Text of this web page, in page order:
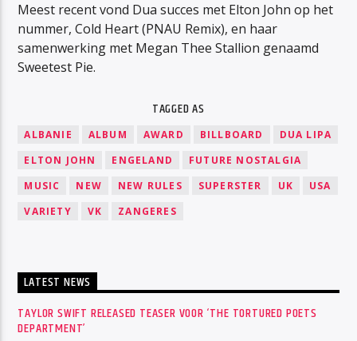
Meest recent vond Dua succes met Elton John op het
nummer, Cold Heart (PNAU Remix), en haar
samenwerking met Megan Thee Stallion genaamd
Sweetest Pie.
TAGGED AS
ALBANIE ALBUM AWARD BILLBOARD
DUA LIPA
ELTON JOHN
ENGELAND
FUTURE NOSTALGIA
MUSIC
NEW NEW RULES SUPERSTER UK
USA
VARIETY
VK ZANGERES
LATEST NEWS
TAYLOR SWIFT RELEASED TEASER VOOR ‘THE TORTURED POETS
DEPARTMENT’